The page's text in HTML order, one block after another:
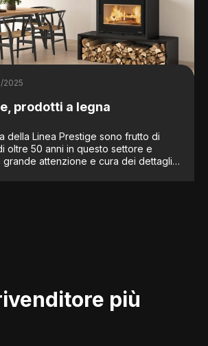
2025
prodotti a legna
della Linea Prestige sono frutto di
oltre 50 anni in questo settore e
grande attenzione e cura dei dettagli,
più